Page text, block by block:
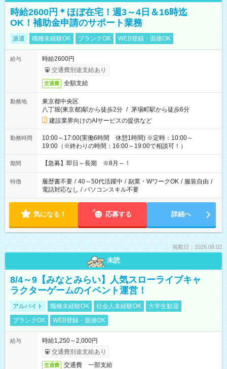
時給2600円＊ほぼ在宅！週3～4日＆16時迄
OK！補助金申請のサポート業務
派遣 職種未経験OK ブランクOK WEB登録・面接OK
給与
時給2600円
交通費別途支給あり
交通費 全額支給
勤務地
東京都中央区
八丁堀(東京都)駅から徒歩2分 / 茅場町駅から徒歩6分
建設業界向けのAIサービスの提供など
勤務時間
10:00～17:00(実働6時間 休憩1時間) ※定時：10:00～
19:00（※終わりの時間：16:00～19:00で相談可！）
期間 【急募】即日～長期 ※8月～！
特徴 履歴書不要 / 40～50代活躍中 / 副業・WワークOK / 服装自由 /
電話対応なし / パソコンスキル不要
気になる！ 応募する 詳細へ
掲載日：2026.08.02
未読
8/4～9【みなとみらい】人気スローライブキャ
ラクターゲームのイベント運営！
アルバイト 職種未経験OK 社会人未経験OK
大学生歓迎
ブランクOK
WEB登録・面接OK
給与
時給1,250～2,000円
交通費別途支給あり
交通費 交通費 一部支給